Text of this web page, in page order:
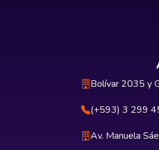
Bolívar 2035 y
(+593) 3 299
Av. Manuela